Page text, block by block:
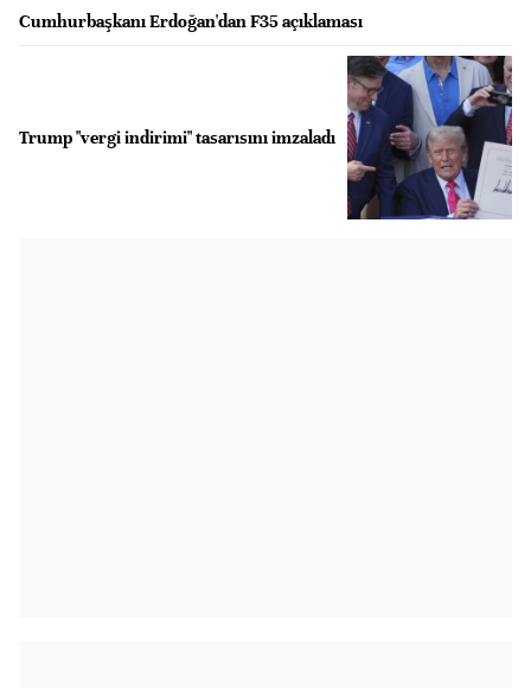
Cumhurbaşkanı Erdoğan'dan F35 açıklaması
Trump "vergi indirimi" tasarısını imzaladı